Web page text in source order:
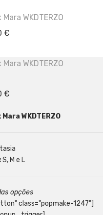
WKDTERZO
€
WKDTERZO
€
WKDTERZO
S, M e L
opções
class="popmake-1247"]